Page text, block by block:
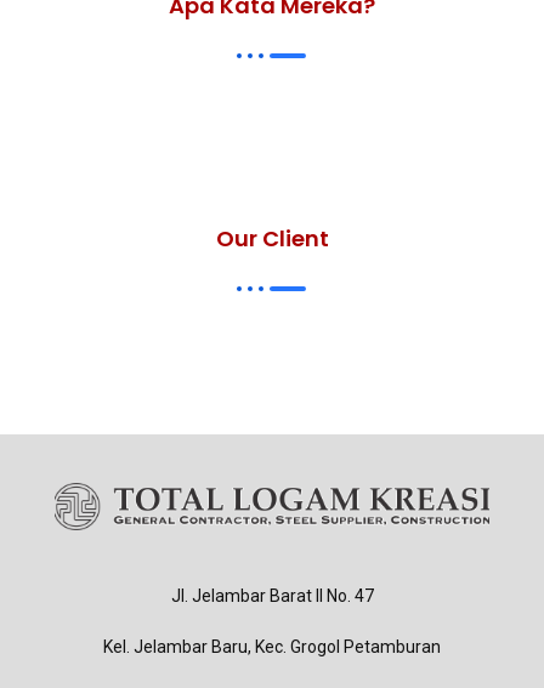
Our Client
Jl. Jelambar Barat II No. 47
Kel. Jelambar Baru, Kec. Grogol Petamburan